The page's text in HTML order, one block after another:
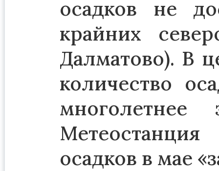
осадков не
крайних
Далматово). В
количество
осадков в мае